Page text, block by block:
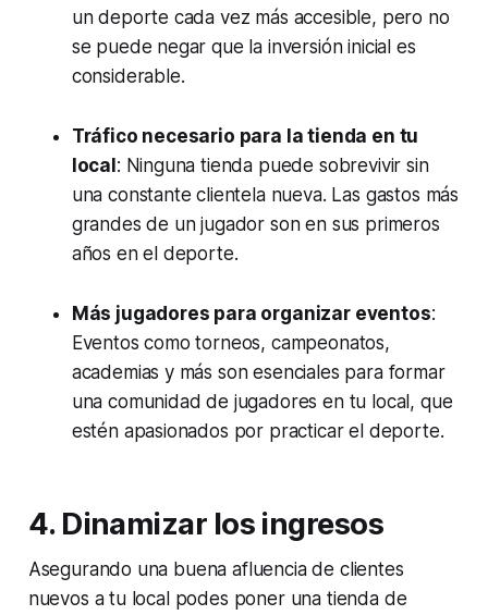
un deporte cada vez más accesible, pero no
se puede negar que la inversión inicial es
considerable.
Tráfico necesario para la tienda en tu
local: Ninguna tienda puede sobrevivir sin
una constante clientela nueva. Las gastos más
grandes de un jugador son en sus primeros
años en el deporte.
Más jugadores para organizar eventos:
Eventos como torneos, campeonatos,
academias y más son esenciales para formar
una comunidad de jugadores en tu local, que
estén apasionados por practicar el deporte.
4. Dinamizar los ingresos
Asegurando una buena afluencia de clientes
nuevos a tu local podes poner una tienda de